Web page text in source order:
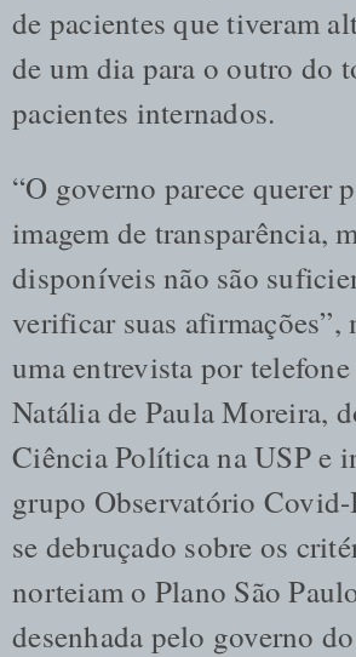
de pacientes que tiveram
de um dia para o outro do
pacientes internados.
“O governo parece querer
imagem de transparência,
disponíveis não são
verificar suas afirmações”,
uma entrevista por
Natália de Paula Moreira,
Ciência Política na USP e
grupo Observatório
se debruçado sobre os
norteiam o Plano São
desenhada pelo governo